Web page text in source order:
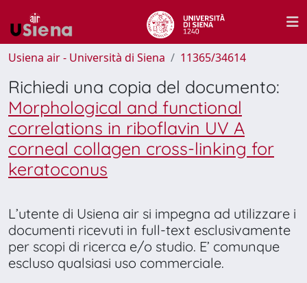
Usiena air - Università di Siena 11365/34614
Richiedi una copia del documento:
Morphological and functional
correlations in riboflavin UV A
corneal collagen cross-linking for
keratoconus
L’utente di Usiena air si impegna ad utilizzare i
documenti ricevuti in full-text esclusivamente
per scopi di ricerca e/o studio. E’ comunque
escluso qualsiasi uso commerciale.